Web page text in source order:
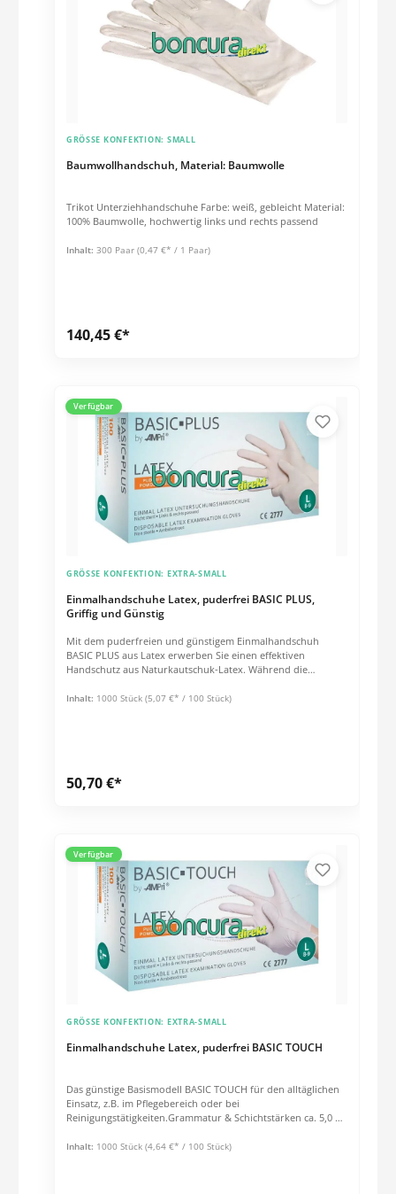
Baumwollhandschuh, Material: Baumwolle
GRÖSSE KONFEKTION: SMALL
Trikot Unterziehhandschuhe Farbe: weiß, gebleicht Material:
100% Baumwolle, hochwertig links und rechts passend
Inhalt: 300 Paar (0,47 €* / 1 Paar)
140,45 €*
Verfügbar
Einmalhandschuhe Latex, puderfrei BASIC PLUS,
Griffig und Günstig
GRÖSSE KONFEKTION: EXTRA-SMALL
Mit dem puderfreien und günstigem Einmalhandschuh
BASIC PLUS aus Latex erwerben Sie einen effektiven
Handschutz aus Naturkautschuk-Latex. Während die
sich die Außenfläche durch ihre Polymerbeschichtung als
Inhalt: 1000 Stück (5,07 €* / 100 Stück)
50,70 €*
Verfügbar
Einmalhandschuhe Latex, puderfrei BASIC TOUCH
GRÖSSE KONFEKTION: EXTRA-SMALL
Das günstige Basismodell BASIC TOUCH für den alltäglichen
Einsatz, z.B. im Pflegebereich oder bei
Reinigungstätigkeiten.Grammatur & Schichtstärken ca. 5,0 g /
Fingerspitzen: 0,11 mm Eigenschaften unsteril innen leichte
Inhalt: 1000 Stück (4,64 €* / 100 Stück)